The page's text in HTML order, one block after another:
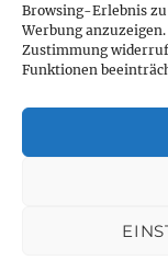
Browsing-Erlebnis
Werbung
Zustimmung
Funktionen
Instagram
Feed
Cookie Policy